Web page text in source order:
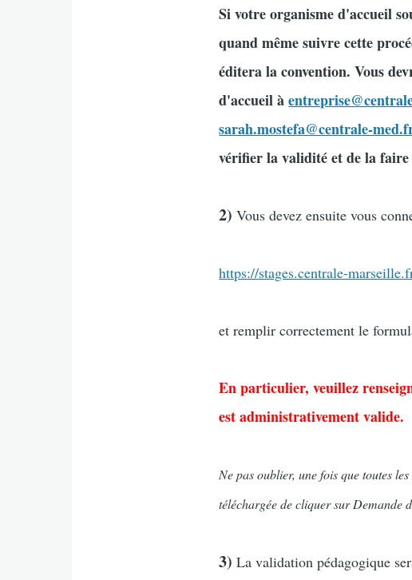
Si votre organisme d'accueil
quand même suivre cette
éditera la convention. Vous
d'accueil à
sarah.mostefa@centrale-
vérifier la validité et de la
2) Vous devez ensuite vous
https://stages.centrale-
et remplir correctement le
Enparticulier, veuillez
est administrativement valide.
Ne pas oublier, une fois que toutes
téléchargée de cliquer sur Demande
3) La validation pédagogique